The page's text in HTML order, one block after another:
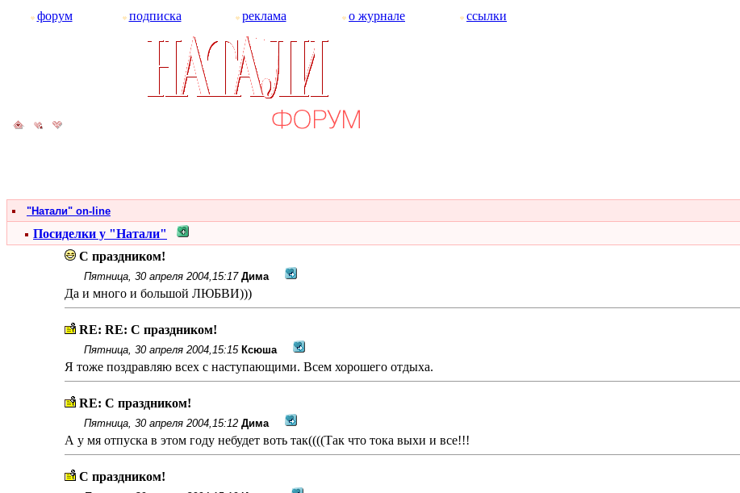
форум подписка реклама о журнале ссылки
"Натали" on-line
Посиделки у "Натали"
С праздником!
Пятница, 30 апреля 2004,15:17 Дима
Да и много и большой ЛЮБВИ)))
RE: RE: С праздником!
Пятница, 30 апреля 2004,15:15 Ксюша
Я тоже поздравляю всех с наступающими. Всем хорошего отдыха.
RE: С праздником!
Пятница, 30 апреля 2004,15:12 Дима
А у мя отпуска в этом году небудет воть так((((Так что тока выхи и все!!!
С праздником!